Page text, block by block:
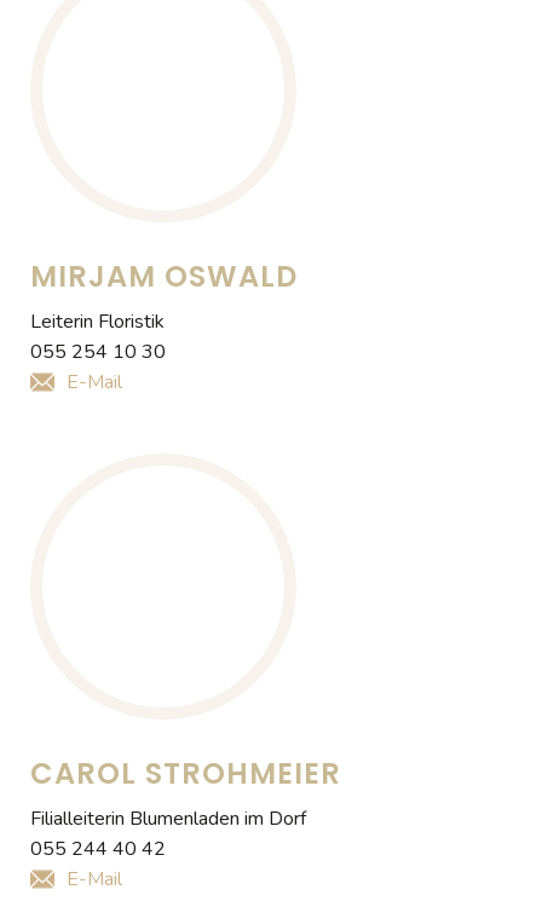
MIRJAM OSWALD
Leiterin Floristik
055 254 10 30
E-Mail
CAROL STROHMEIER
Filialleiterin Blumenladen im Dorf
055 244 40 42
E-Mail